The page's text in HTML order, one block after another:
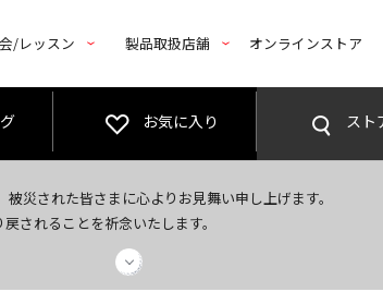
/レッスン 製品取扱店舗 オンラインストア
お気に入り スト
災された皆さまに心よりお見舞い申し上げます。
されることを祈念いたします。
レゼント！